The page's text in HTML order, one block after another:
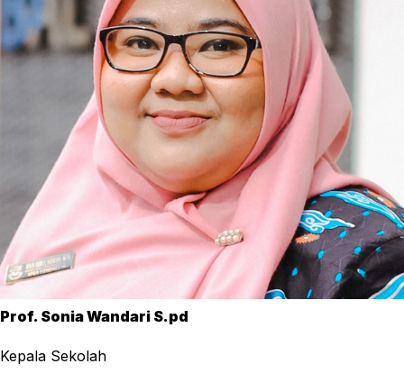
Prof. Sonia Wandari S.pd
Kepala Sekolah